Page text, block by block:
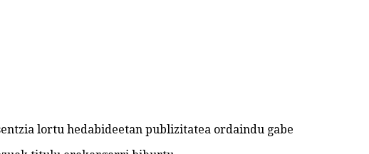
lortu hedabideetan publizitatea ordaindu gabe